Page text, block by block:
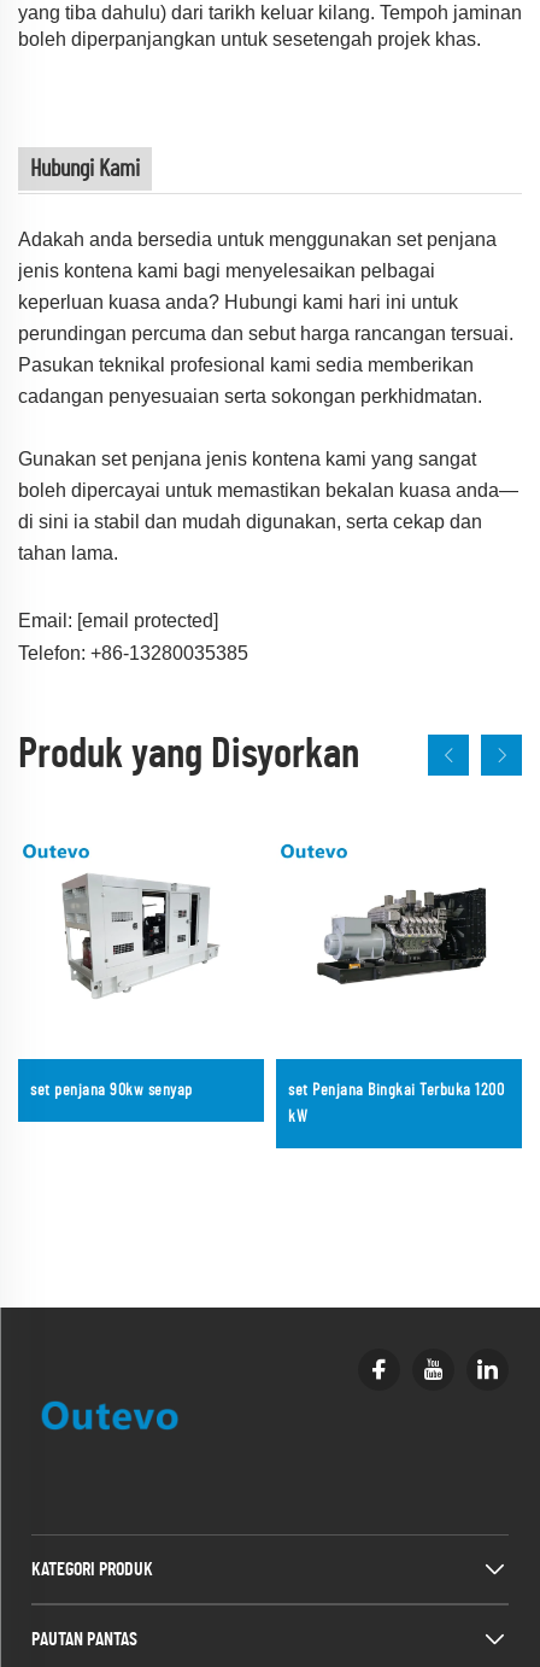
yang tiba dahulu) dari tarikh keluar kilang. Tempoh jaminan
boleh diperpanjangkan untuk sesetengah projek khas.
Hubungi Kami
Adakah anda bersedia untuk menggunakan set penjana
jenis kontena kami bagi menyelesaikan pelbagai
keperluan kuasa anda? Hubungi kami hari ini untuk
perundingan percuma dan sebut harga rancangan tersuai.
Pasukan teknikal profesional kami sedia memberikan
cadangan penyesuaian serta sokongan perkhidmatan.
Gunakan set penjana jenis kontena kami yang sangat
boleh dipercayai untuk memastikan bekalan kuasa anda—
di sini ia stabil dan mudah digunakan, serta cekap dan
tahan lama.
Email: [email protected]
Telefon: +86-13280035385
Produk yang Disyorkan
set penjana 90kw senyap
set Penjana Bingkai Terbuka 1200
kW
KATEGORI PRODUK
PAUTAN PANTAS